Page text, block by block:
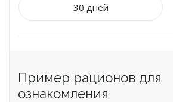
нормализации веса, что жизненно
30 дней
Пример рационов для
ознакомления